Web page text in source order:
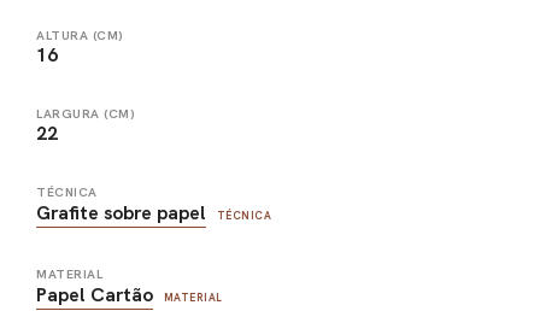
ALTURA (CM)
16
LARGURA (CM)
22
TÉCNICA
Grafite sobre papel TÉCNICA
MATERIAL
Papel Cartão MATERIAL